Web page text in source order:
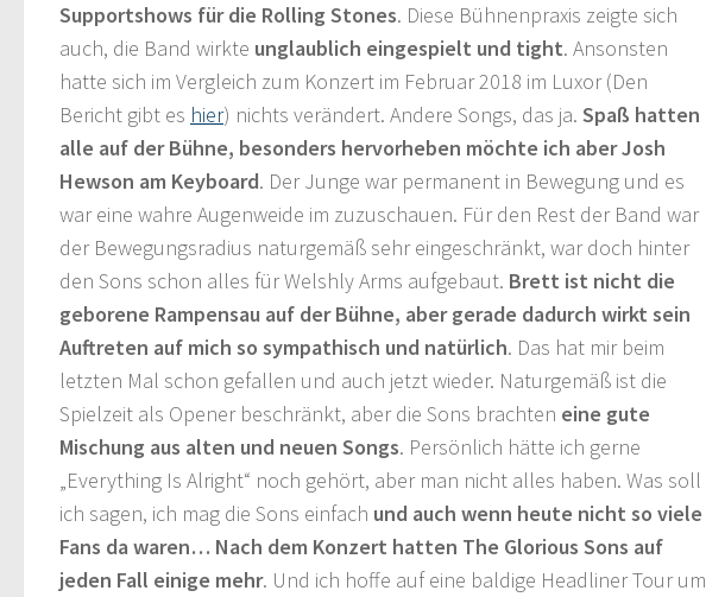
Supportshows für die Rolling Stones. Diese Bühnenpraxis zeigte sich
auch, die Band wirkte unglaublich eingespielt und tight. Ansonsten
hatte sich im Vergleich zum Konzert im Februar 2018 im Luxor (Den
Bericht gibt es hier) nichts verändert. Andere Songs, das ja. Spaß hatten
alle auf der Bühne, besonders hervorheben möchte ich aber Josh
Hewson am Keyboard. Der Junge war permanent in Bewegung und es
war eine wahre Augenweide im zuzuschauen. Für den Rest der Band war
der Bewegungsradius naturgemäß sehr eingeschränkt, war doch hinter
den Sons schon alles für Welshly Arms aufgebaut. Brett ist nicht die
geborene Rampensau auf der Bühne, aber gerade dadurch wirkt sein
Auftreten auf mich so sympathisch und natürlich. Das hat mir beim
letzten Mal schon gefallen und auch jetzt wieder. Naturgemäß ist die
Spielzeit als Opener beschränkt, aber die Sons brachten eine gute
Mischung aus alten und neuen Songs. Persönlich hätte ich gerne
„Everything Is Alright“ noch gehört, aber man nicht alles haben. Was soll
ich sagen, ich mag die Sons einfach und auch wenn heute nicht so viele
Fans da waren… Nach dem Konzert hatten The Glorious Sons auf
jeden Fall einige mehr. Und ich hoffe auf eine baldige Headliner Tour um